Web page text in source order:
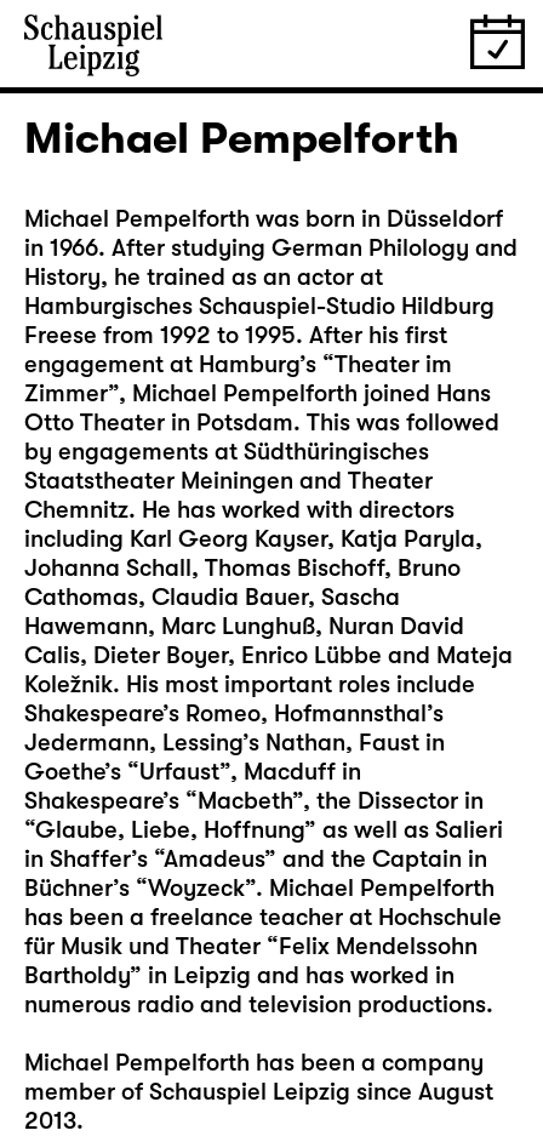
Michael Pempelforth
Michael Pempelforth was born in Düsseldorf
in 1966. After studying German Philology and
History, he trained as an actor at
Hamburgisches Schauspiel-Studio Hildburg
Freese from 1992 to 1995. After his first
engagement at Hamburg’s “Theater im
Zimmer”, Michael Pempelforth joined Hans
Otto Theater in Potsdam. This was followed
by engagements at Südthüringisches
Staatstheater Meiningen and Theater
Chemnitz. He has worked with directors
including Karl Georg Kayser, Katja Paryla,
Johanna Schall, Thomas Bischoff, Bruno
Cathomas, Claudia Bauer, Sascha
Hawemann, Marc Lunghuß, Nuran David
Calis, Dieter Boyer, Enrico Lübbe and Mateja
Koležnik. His most important roles include
Shakespeare’s Romeo, Hofmannsthal’s
Jedermann, Lessing’s Nathan, Faust in
Goethe’s “Urfaust”, Macduff in
Shakespeare’s “Macbeth”, the Dissector in
“Glaube, Liebe, Hoffnung” as well as Salieri
in Shaffer’s “Amadeus” and the Captain in
Büchner’s “Woyzeck”. Michael Pempelforth
has been a freelance teacher at Hochschule
für Musik und Theater “Felix Mendelssohn
Bartholdy” in Leipzig and has worked in
numerous radio and television productions.
Michael Pempelforth has been a company
member of Schauspiel Leipzig since August
2013.